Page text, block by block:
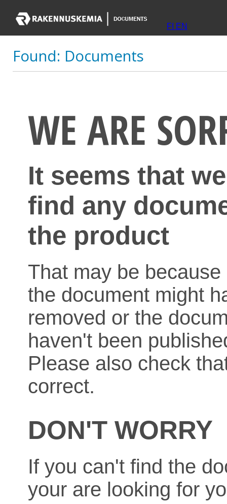
FI EN
Found: Documents
WE ARE
It seems that
find any
the product
That may be because
the document might
removed or the
haven't been
Please also check
correct.
DON'T WORRY
If you can't find the
your are looking for